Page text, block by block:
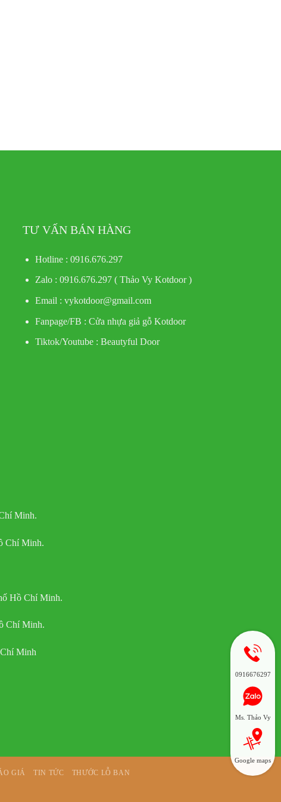
TƯ VẤN BÁN HÀNG
Hotline : 0916.676.297
Zalo : 0916.676.297 ( Thảo Vy Kotdoor )
Email : vykotdoor@gmail.com
Fanpage/FB :Cửa nhựa giả gỗ Kotdoor
Tiktok/Youtube :Beautyful Door
Minh.
Chí Minh.
Hồ Chí Minh.
Chí Minh.
Minh
GIÁ TIN TỨC THƯỚC LỖ BAN
0916676297
Ms. Thảo Vy
Google maps